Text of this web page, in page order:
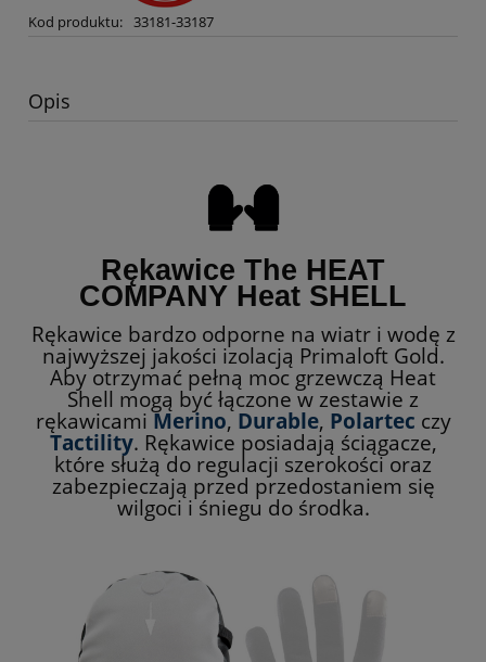
Kod produktu: 33181-33187
Opis
Rękawice The HEAT
COMPANY Heat SHELL
Rękawice bardzo odporne na wiatr i wodę z
najwyższej jakości izolacją Primaloft Gold.
Aby otrzymać pełną moc grzewczą Heat
Shell mogą być łączonew zestawie z
rękawicami Merino,Durable, Polartec czy
Tactility. Rękawice posiadają ściągacze,
które służą do regulacji szerokości oraz
zabezpieczają przed przedostaniem się
wilgoci i śniegu do środka.